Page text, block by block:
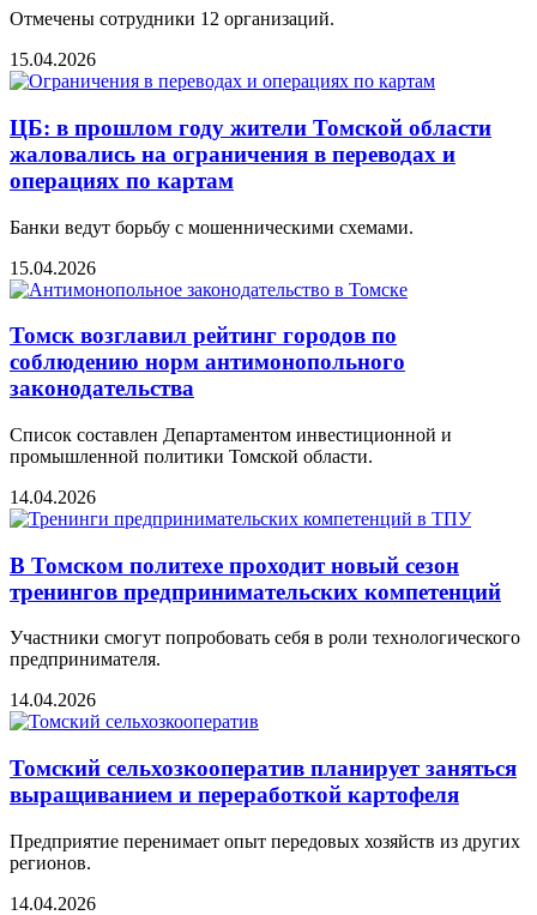
Отмечены сотрудники 12 организаций.
15.04.2026
ЦБ: в прошлом году жители Томской области
жаловались на ограничения в переводах и
операциях по картам
Банки ведут борьбу с мошенническими схемами.
15.04.2026
Томск возглавил рейтинг городов по
соблюдению норм антимонопольного
законодательства
Список составлен Департаментом инвестиционной и
промышленной политики Томской области.
14.04.2026
В Томском политехе проходит новый сезон
тренингов предпринимательских компетенций
Участники смогут попробовать себя в роли технологического
предпринимателя.
14.04.2026
Томский сельхозкооператив планирует заняться
выращиванием и переработкой картофеля
Предприятие перенимает опыт передовых хозяйств из других
регионов.
14.04.2026